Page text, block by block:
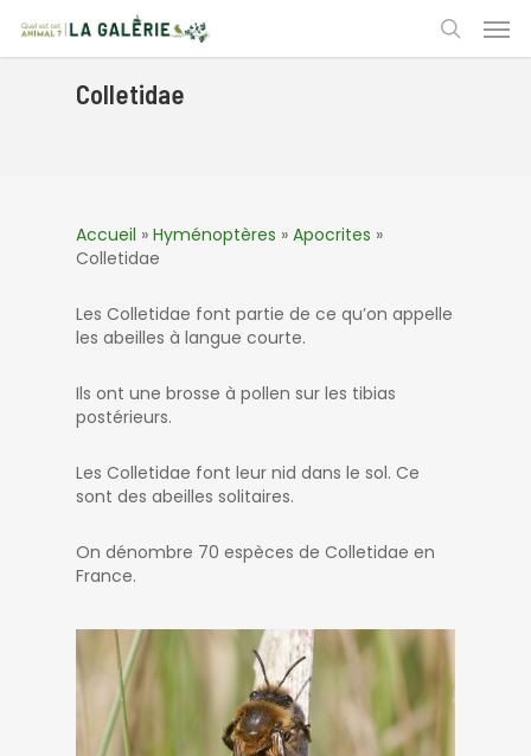
main
search
Colletidae
Accueil » Hyménoptères » Apocrites »
Colletidae
Les Colletidae font partie de ce qu’on appelle
les abeilles à langue courte.
Ils ont une brosse à pollen sur les tibias
postérieurs.
Les Colletidae font leur nid dans le sol. Ce
sont des abeilles solitaires.
On dénombre 70 espèces de Colletidae en
France.